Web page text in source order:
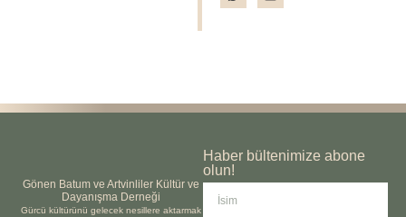
Gönen Batum ve Artvinliler Kültür ve
Dayanışma Derneği
Gürcü kültürünü gelecek nesillere aktarmak
Haber bültenimize abone
olun!